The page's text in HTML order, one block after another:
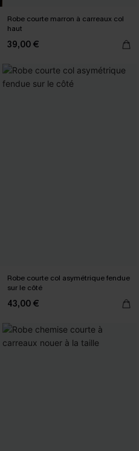
Robe courte marron à carreaux col
haut
39,00 €
Robe courte col asymétrique fendue
sur le côté
43,00 €